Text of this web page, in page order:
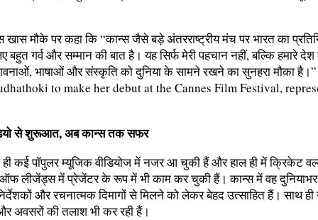
खास मौके पर कहा कि “कान्स जैसे बड़े अंतरराष्ट्रीय मंच पर भारत का
बहुत गर्व और सम्मान की बात है। यह सिर्फ मेरी पहचान नहीं, बल्कि हमारे
भाषाओं और संस्कृति को दुनिया के सामने रखने का सुनहरा मौका है।”
से शुरूआत, अब कान्स तक सफर
कई पॉपुलर म्यूजिक वीडियोज में नजर आ चुकी हैं और हाल ही में क्रिकेट
लीजेंड्स में प्रेजेंटर के रूप में भी काम कर चुकी हैं। कान्स में वह
और रचनात्मक दिमागों से मिलने को लेकर बेहद उत्साहित हैं। साथ ही
अवसरों की तलाश भी कर रही हैं।